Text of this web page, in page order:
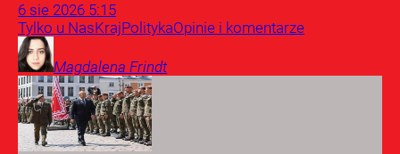
6 sie 2026 5:15
Tylko u NasKrajPolitykaOpinie i komentarze
Magdalena Frindt